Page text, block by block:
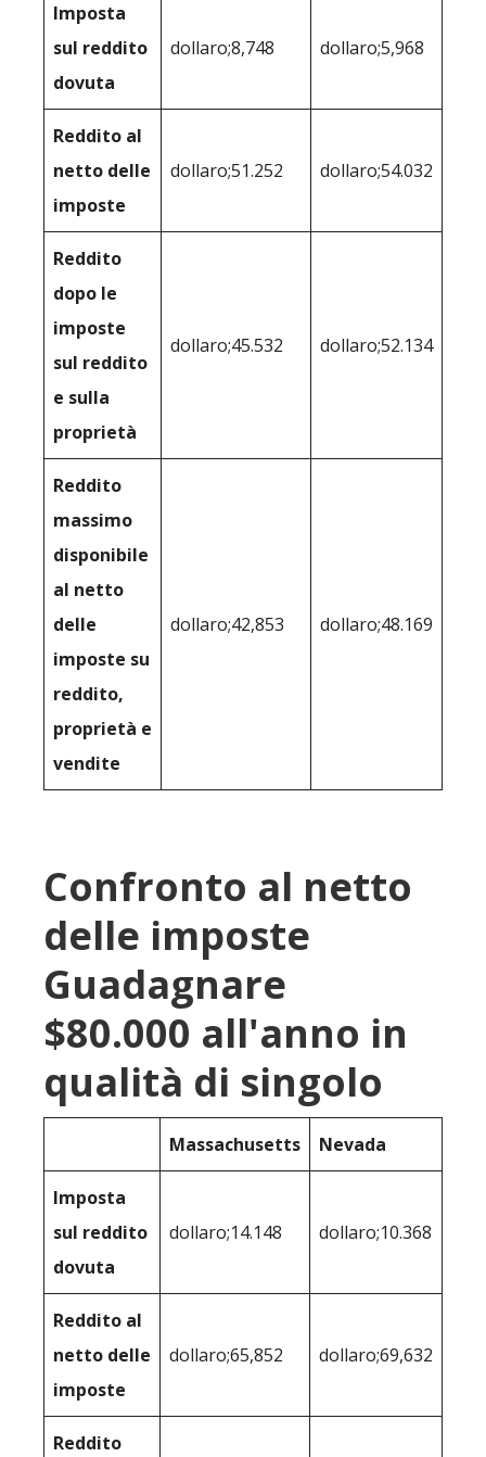
Imposta
sul reddito
dovuta
dollaro;8,748 dollaro;5,968
Reddito al
netto delle
imposte
dollaro;51.252 dollaro;54.032
Reddito
dopo le
imposte
sul reddito
e sulla
proprietà
dollaro;45.532 dollaro;52.134
Reddito
massimo
disponibile
al netto
delle
imposte su
reddito,
proprietà e
vendite
dollaro;42,853 dollaro;48.169
Confronto al netto
delle imposte
Guadagnare
$80.000 all'anno in
qualità di singolo
Massachusetts Nevada
Imposta
sul reddito
dovuta
dollaro;14.148 dollaro;10.368
Reddito al
netto delle
imposte
dollaro;65,852 dollaro;69,632
Reddito